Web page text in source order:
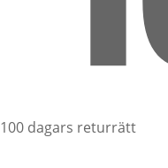
100 dagars returrätt